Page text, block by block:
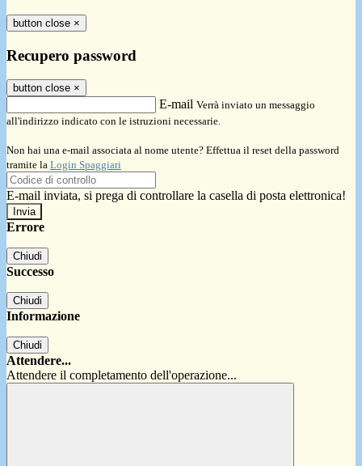
button close ×
Recupero password
button close ×
E-mail Verrà inviato un messaggio
all'indirizzo indicato con le istruzioni necessarie.
Non hai una e-mail associata al nome utente? Effettua il reset della password
tramite la Login Spaggiari
E-mail inviata, si prega di controllare la casella di posta elettronica!
Errore
Chiudi
Successo
Chiudi
Informazione
Chiudi
Attendere...
Attendere il completamento dell'operazione...